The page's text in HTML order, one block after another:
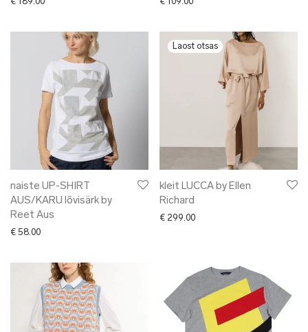
naiste UP-SHIRT
AUS/KARU lõvisärk by
Reet Aus
€ 58.00
kleit LUCCA by Ellen
Richard
€ 299.00